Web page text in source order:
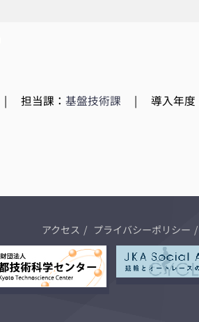
| 担当課： 基盤技術課 | 導入年度
アクセス プライバシーポリシー